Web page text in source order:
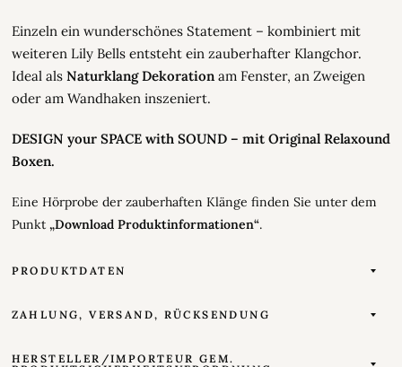
Einzeln ein wunderschönes Statement – kombiniert mit
weiteren Lily Bells entsteht ein zauberhafter Klangchor.
Ideal als Naturklang Dekorationam Fenster, an Zweigen
oder am Wandhaken inszeniert.
DESIGN your SPACE with SOUND – mit Original Relaxound
Boxen.
Eine Hörprobe der zauberhaften Klänge finden Sie unter dem
Punkt „Download Produktinformationen“.
PRODUKTDATEN
ZAHLUNG, VERSAND, RÜCKSENDUNG
HERSTELLER/IMPORTEUR GEM.